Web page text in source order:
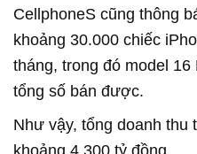
CellphoneS cũng thông
khoảng 30.000 chiếc
tháng, trong đó model
tổng số bán được.
Như vậy, tổng doanh thu
khoảng 4.300 tỷ đồng.